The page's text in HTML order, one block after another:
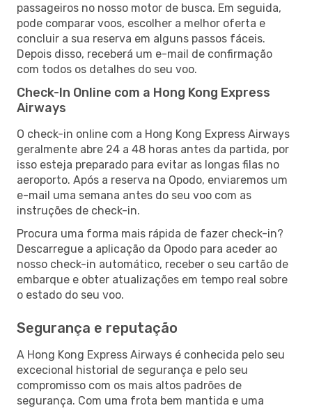
passageiros no nosso motor de busca. Em seguida,
pode comparar voos, escolher a melhor oferta e
concluir a sua reserva em alguns passos fáceis.
Depois disso, receberá um e-mail de confirmação
com todos os detalhes do seu voo.
Check-In Online com a Hong Kong Express
Airways
O check-in online com a Hong Kong Express Airways
geralmente abre 24 a 48 horas antes da partida, por
isso esteja preparado para evitar as longas filas no
aeroporto. Após a reserva na Opodo, enviaremos um
e-mail uma semana antes do seu voo com as
instruções de check-in.
Procura uma forma mais rápida de fazer check-in?
Descarregue a aplicação da Opodo para aceder ao
nosso check-in automático, receber o seu cartão de
embarque e obter atualizações em tempo real sobre
o estado do seu voo.
Segurança e reputação
A Hong Kong Express Airways é conhecida pelo seu
excecional historial de segurança e pelo seu
compromisso com os mais altos padrões de
segurança. Com uma frota bem mantida e uma